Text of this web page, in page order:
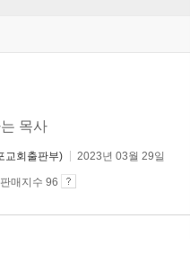
목사
교회출판부) 2023년 03월 29일
판매지수 96